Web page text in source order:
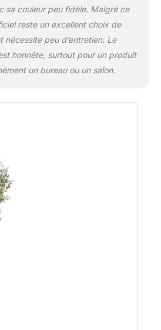
sa couleur peu fidèle. Malgré ce
reste un excellent choix de
nécessite peu d’entretien. Le
honnête, surtout pour un produit
un bureau ou un salon.